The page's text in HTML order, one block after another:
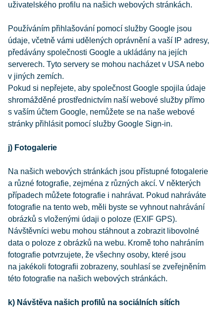
uživatelského profilu na našich webových stránkách.
Používáním přihlašování pomocí služby Google jsou
údaje, včetně vámi udělených oprávnění a vaší IP adresy,
předávány společnosti Google a ukládány na jejích
serverech. Tyto servery se mohou nacházet v USA nebo
v jiných zemích.
Pokud si nepřejete, aby společnost Google spojila údaje
shromážděné prostřednictvím naší webové služby přímo
s vaším účtem Google, nemůžete se na naše webové
stránky přihlásit pomocí služby Google Sign-in.
j) Fotogalerie
Na našich webových stránkách jsou přístupné fotogalerie
a různé fotografie, zejména z různých akcí. V některých
případech můžete fotografie i nahrávat. Pokud nahráváte
fotografie na tento web, měli byste se vyhnout nahrávání
obrázků s vloženými údaji o poloze (EXIF GPS).
Návštěvníci webu mohou stáhnout a zobrazit libovolné
data o poloze z obrázků na webu. Kromě toho nahráním
fotografie potvrzujete, že všechny osoby, které jsou
na jakékoli fotografii zobrazeny, souhlasí se zveřejněním
této fotografie na našich webových stránkách.
k) Návštěva našich profilů na sociálních sítích